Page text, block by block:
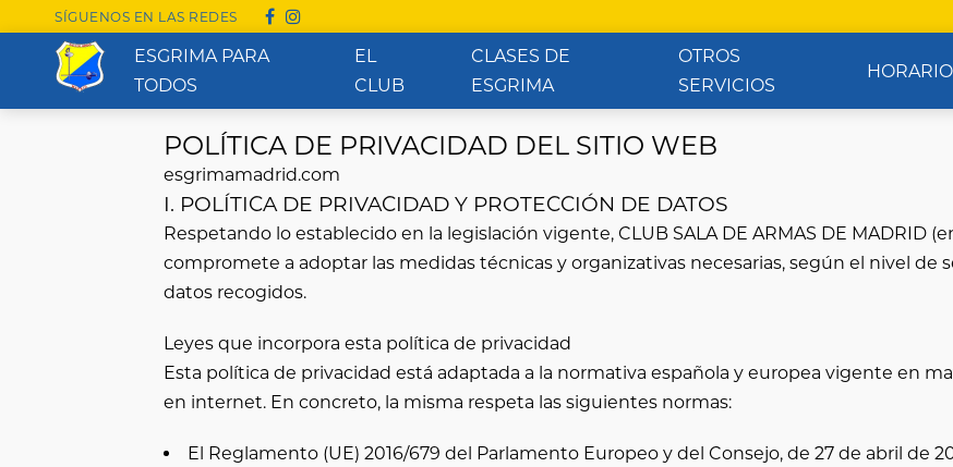
SÍGUENOS EN LAS REDES
ESGRIMA PARA
TODOS
EL
CLUB
CLASES DE
ESGRIMA
OTROS
SERVICIOS
POLÍTICA DE PRIVACIDAD DEL SITIO WEB
esgrimamadrid.com
I. POLÍTICA DE PRIVACIDAD Y PROTECCIÓN DE DATOS
Respetando lo establecido en la legislación vigente, CLUB SALA DE ARMAS DE MADRID
compromete a adoptar las medidas técnicas y organizativas necesarias, según el nivel de
datos recogidos.
Leyes que incorpora esta política de privacidad
Esta política de privacidad está adaptada a la normativa española y europea vigente en
en internet. En concreto, la misma respeta las siguientes normas:
El Reglamento (UE) 2016/679 del Parlamento Europeo y del Consejo, de 27 de abril de